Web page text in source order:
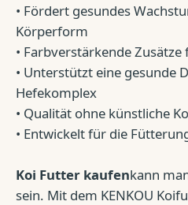
• Fördert gesundes
Körperform
• Farbverstärkende
• Unterstützt eine gesunde
Hefekomplex
• Qualität ohne künstliche
• Entwickelt für die
Koi Futter kaufenkann
sein. Mit dem KENKOU